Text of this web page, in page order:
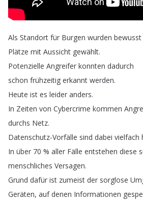
Als Standort für Burgen wurden bewusst
Plätze mit Aussicht gewählt.
Potenzielle Angreifer konnten dadurch
schon frühzeitig erkannt werden.
Heute ist es leider anders.
In Zeiten von Cybercrime kommen
durchs Netz.
Datenschutz-Vorfälle sind dabei vielfach
In über 70 % aller Fälle entstehen diese
menschliches Versagen.
Grund dafür ist zumeist der sorglose
Geräten, auf denen Informationen